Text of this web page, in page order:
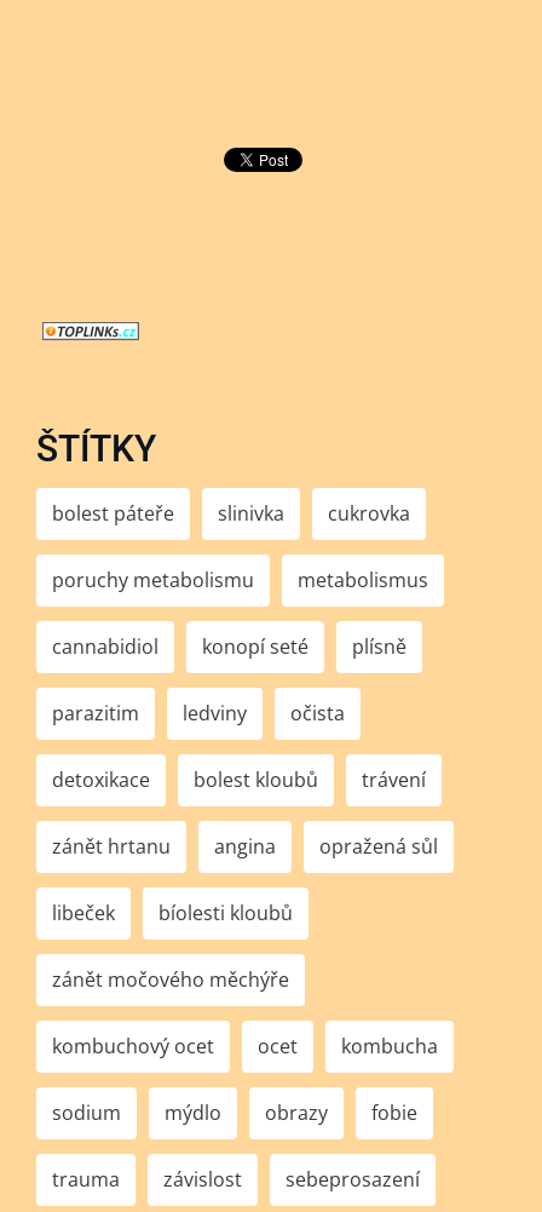
ŠTÍTKY
bolest páteře slinivka cukrovka
poruchy metabolismu metabolismus
cannabidiol konopí seté plísně
parazitim ledviny očista
detoxikace bolest kloubů trávení
zánět hrtanu angina opražená sůl
libeček bíolesti kloubů
zánět močového měchýře
kombuchový ocet ocet kombucha
sodium mýdlo obrazy fobie
trauma závislost sebeprosazení